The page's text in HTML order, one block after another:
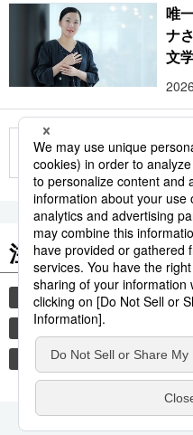
唯
ナ
文
もっ
注目のキーワード
共同通信ニュース 国民
サッカー
なでしこジャパン
松井